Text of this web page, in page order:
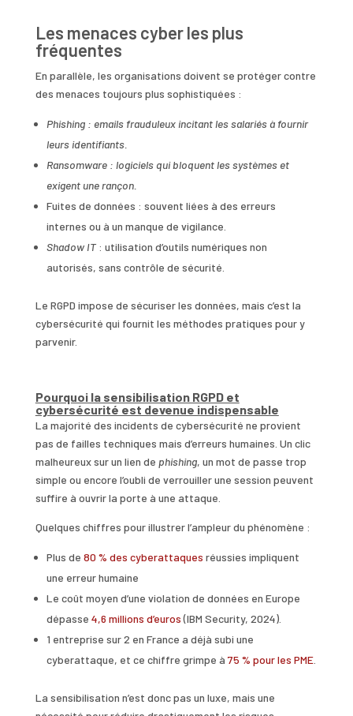
Les menaces cyber les plus
fréquentes
En parallèle, les organisations doivent se protéger contre
des menaces toujours plus sophistiquées :
Phishing : emails frauduleux incitant les salariés à fournir
leurs identifiants.
Ransomware : logiciels qui bloquent les systèmes et
exigent une rançon.
Fuites de données : souvent liées à des erreurs
internes ou à un manque de vigilance.
Shadow IT: utilisation d’outils numériques non
autorisés, sans contrôle de sécurité.
Le RGPD impose de sécuriser les données, mais c’est la
cybersécurité qui fournit les méthodes pratiques pour y
parvenir.
Pourquoi la sensibilisation RGPD et
cybersécurité est devenue indispensable
La majorité des incidents de cybersécurité ne provient
pas de failles techniques mais d’erreurs humaines. Un clic
malheureux sur un lien de phishing, un mot de passe trop
simple ou encore l’oubli de verrouiller une session peuvent
suffire à ouvrir la porte à une attaque.
Quelques chiffres pour illustrer l’ampleur du phénomène :
Plus de 80 % des cyberattaques réussies impliquent
une erreur humaine
Le coût moyen d’une violation de données en Europe
dépasse 4,6 millions d’euros(IBM Security, 2024).
1 entreprise sur 2 en France a déjà subi une
cyberattaque, et ce chiffre grimpe à 75 % pour les PME.
La sensibilisation n’est donc pas un luxe, mais une